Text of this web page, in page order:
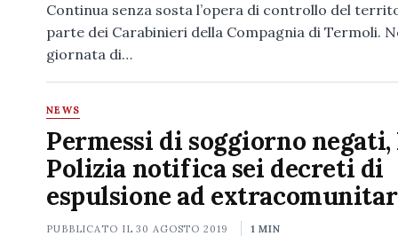
Continua senza sosta l’opera di controllo del
parte dei Carabinieri della Compagnia di Termoli.
giornata di…
NEWS
Permessi di soggiorno negati,
Polizia notifica sei decreti di
espulsione ad
PUBBLICATO IL30 AGOSTO 2019 1 MIN